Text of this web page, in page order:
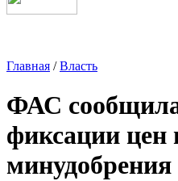
Главная /Власть
ФАС
фиксации цен
минудобрения